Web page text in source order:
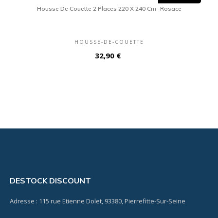
Housse De Couette 2 Places 220 X 240 Cm- Rosace
HOUSSE-DE-COUETTE
Prix
32,90 €
DESTOCK DISCOUNT
Adresse : 115 rue Etienne Dolet, 93380, Pierrefitte-Sur-Seine